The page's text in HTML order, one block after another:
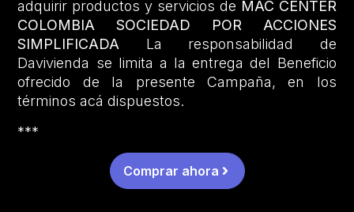
adquirir productos y servicios de MAC CENTER
COLOMBIA SOCIEDAD POR ACCIONES
SIMPLIFICADA La responsabilidad de
Davivienda se limita a la entrega del Beneficio
ofrecido de la presente Campaña, en los
términos acá dispuestos.
***
Comprar ahora